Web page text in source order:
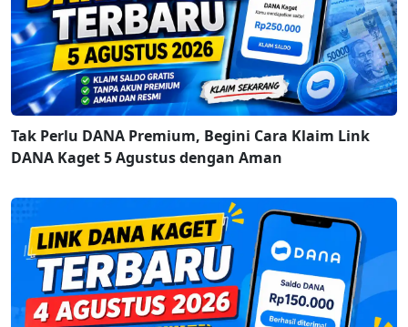
Tak Perlu DANA Premium, Begini Cara Klaim Link
DANA Kaget 5 Agustus dengan Aman